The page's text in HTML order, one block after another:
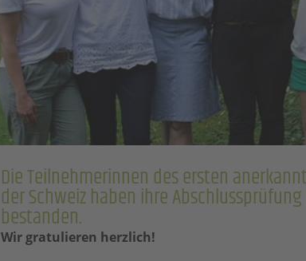
Die Teilnehmerinnen des ersten
der Schweiz haben ihre
bestanden.
Wir gratulieren herzlich!